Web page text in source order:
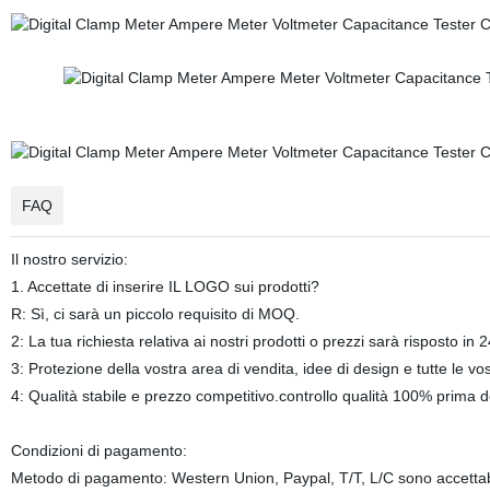
FAQ
Il nostro servizio:
1. Accettate di inserire IL LOGO sui prodotti?
R: Sì, ci sarà un piccolo requisito di MOQ.
2: La tua richiesta relativa ai nostri prodotti o prezzi sarà risposto in
3: Protezione della vostra area di vendita, idee di design e tutte le
4: Qualità stabile e prezzo competitivo.controllo qualità 100% prima
Condizioni di pagamento:
Metodo di pagamento: Western Union, Paypal, T/T, L/C sono